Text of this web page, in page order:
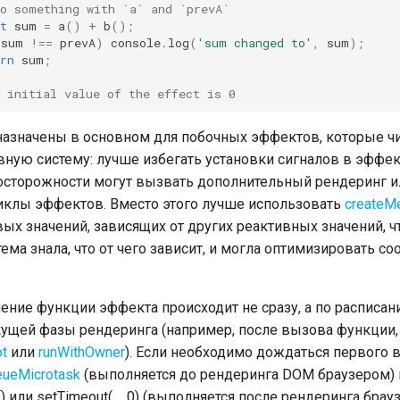
something with `a` and `prevA`
sum = a() + b();
sum !== prevA) console. log( 'sum changed to' sum);
sum ;
initial value of the effect is 0
в основном для побочных эффектов, которые
систему: лучше избегать установки сигналов в
могут вызвать дополнительный рендеринг
эффектов. Вместо этого лучше использовать
значений, зависящих от других реактивных значений,
знала, что от чего зависит, и могла оптимизировать
функции эффекта происходит не сразу, а по
фазы рендеринга (например, после вызова
или runWithOwner). Если необходимо дождаться первого
(выполняется до рендеринга DOM браузером)